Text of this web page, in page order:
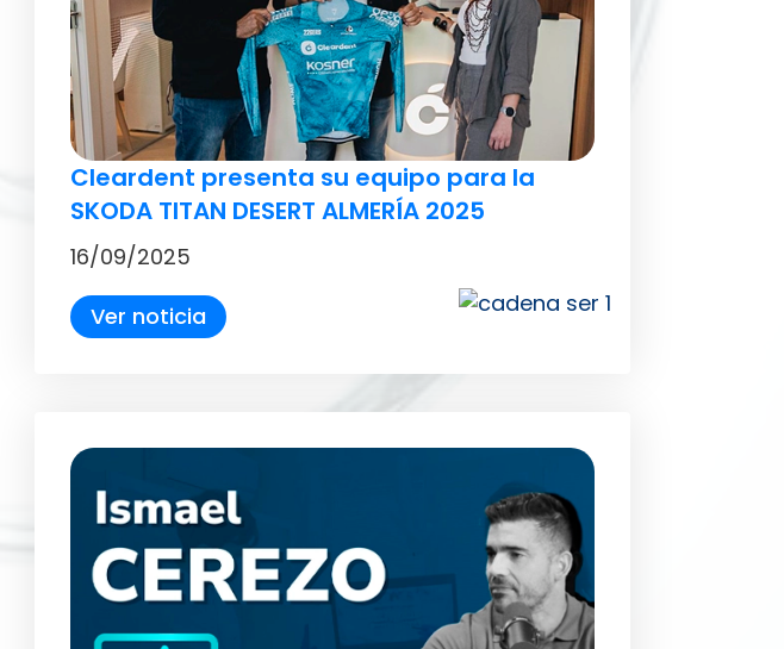
Cleardent presenta su equipo para la
SKODA TITAN DESERT ALMERÍA 2025
16/09/2025
Ver noticia